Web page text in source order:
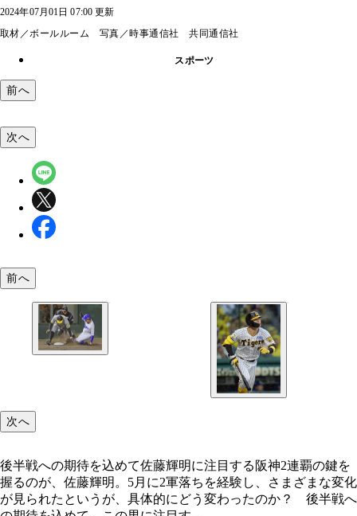
2024年07月01日 07:00 更新
取材／ボールルーム 写真／時事通信社 共同通信社
スポーツ
前へ
5月14日の中日戦でバントの送球を落球し、敗戦に
次へ
前へ
次へ
後半戦への期待を込めて佐藤輝明に注目する阪神2連覇の鍵を
握るのが、佐藤輝明。5月に2軍落ちを経験し、さまざまな変化
が見られたというが、具体的にどう変わったのか？ 後半戦へ